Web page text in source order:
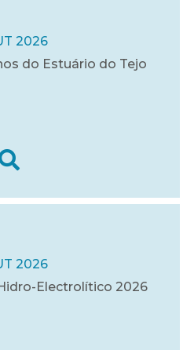
2026
do Estuário do Tejo
2026
Electrolítico 2026